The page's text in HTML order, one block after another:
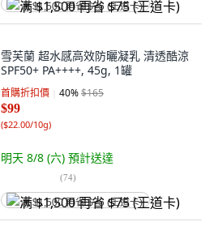
满 $1,500 再省 $75 (王道卡)
雪芙蘭 超水感高效防曬凝乳 清透酷涼
SPF50+ PA++++, 45g, 1罐
首購折扣價 40%$165
$99
($22.00/10g)
明天 8/8 (六) 預計送達
(74)
满 $1,500 再省 $75 (王道卡)